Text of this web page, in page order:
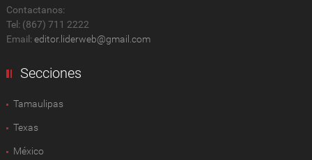
Contactanos:
Tel: (867) 711 2222
Email: editor.liderweb@gmail.com
Secciones
Tamaulipas
Texas
México